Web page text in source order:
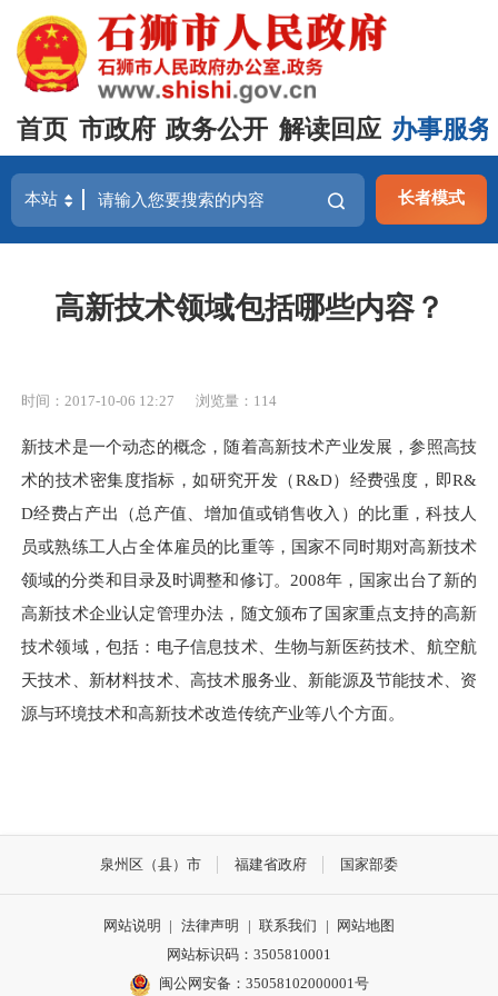
首页 市政府 政务公开 解读回应 办事服务
长者模式
高新技术领域包括哪些内容？
时间：2017-10-06 12:27 浏览量： 114
新技术是一个动态的概念，随着高新技术产业发展，参照高技
术的技术密集度指标，如研究开发（R&D）经费强度，即R&
D经费占产出（总产值、增加值或销售收入）的比重，科技人
员或熟练工人占全体雇员的比重等，国家不同时期对高新技术
领域的分类和目录及时调整和修订。2008年，国家出台了新的
高新技术企业认定管理办法，随文颁布了国家重点支持的高新
技术领域，包括：电子信息技术、生物与新医药技术、航空航
天技术、新材料技术、高技术服务业、新能源及节能技术、资
源与环境技术和高新技术改造传统产业等八个方面。
泉州区（县）市 福建省政府 国家部委
网站说明 | 法律声明 | 联系我们 |
网站地图
网站标识码：3505810001
闽公网安备：35058102000001号